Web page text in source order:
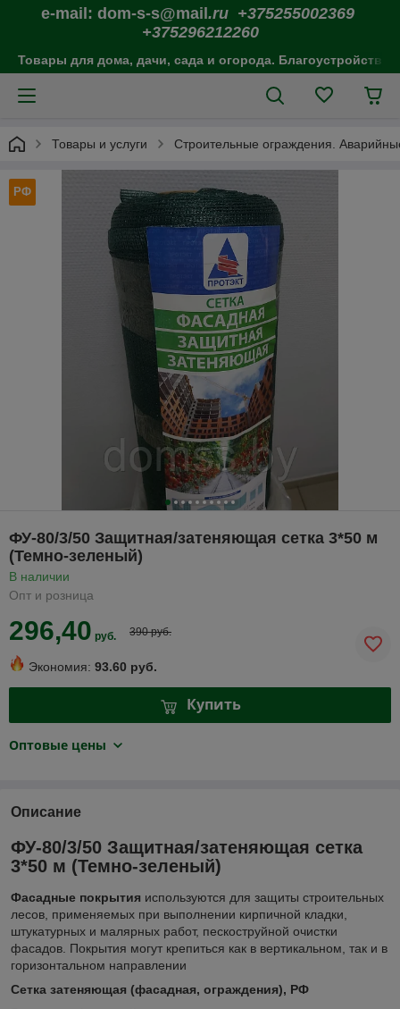
e-mail: dom-s-s@mail .ru +375255002369
+375296212260
Товары для дома, дачи, сада и огорода. Благоустройство
Товары и услуги Строительные ограждения.
РФ
ФУ-80/3/50 Защитная/затеняющая сетка 3*50 м
(Темно-зеленый)
В наличии
Опт и розница
296,40 руб. 390 руб.
Экономия: 93.60 руб.
Купить
Оптовые цены
Описание
ФУ-80/3/50 Защитная/затеняющая сетка
3*50 м (Темно-зеленый)
Фасадные покрытия используются для защиты строительных
лесов, применяемых при выполнении кирпичной кладки,
штукатурных и малярных работ, пескоструйной очистки
фасадов. Покрытия могут крепиться как в вертикальном, так и в
горизонтальном направлении
Сетка затеняющая (фасадная, ограждения), РФ